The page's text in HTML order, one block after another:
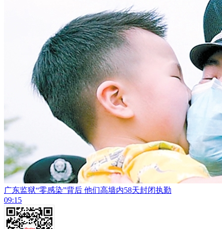
广东监狱“零感染”背后 他们高墙内58天封闭执勤
09:15